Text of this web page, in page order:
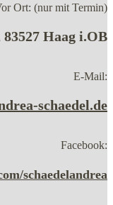
Ort: (nur mit Termin)
Haag i.OB
E-Mail:
schaedel.de
Facebook:
schaedelandrea